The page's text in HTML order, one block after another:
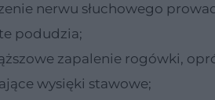
nerwu słuchowego
podudzia;
zapalenie rogówki,
wysięki stawowe;